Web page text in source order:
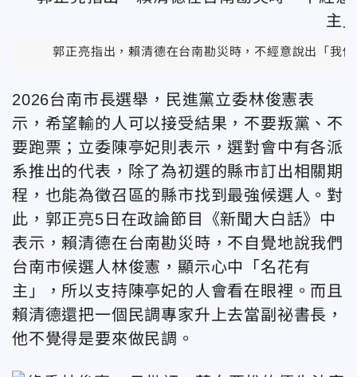
郭正亮指出，賴清德在台南勘災時，不經意說出「我
2026台南市長選舉，民進黨立委林俊憲表
示，希望輸的人可以接受結果，不要叛黨、不
要跑票；立委陳亭妃則表示，選對會中有各派
系推出的代表，除了為初選的縣市訂出相關期
程，也能為徵召區的縣市找到最強候選人。對
此，郭正亮5日在政論節目《新聞大白話》中
表示，賴清德在台南勘災時，不自覺地說我們
台南市候選人林俊憲，顯示心中「名花有
主」， 所以支持陳亭妃的人會看在眼裡。而且
賴清德還把一個民調專家升上去當副祕書長，
他不覺得是要來做民調。